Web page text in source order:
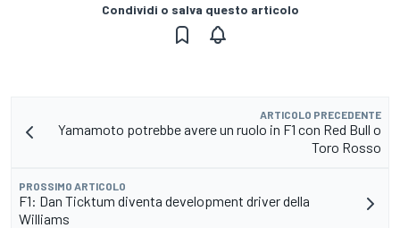
Condividi o salva questo articolo
ARTICOLO PRECEDENTE
Yamamoto potrebbe avere un ruolo in F1 con Red Bull o
Toro Rosso
PROSSIMO ARTICOLO
F1: Dan Ticktum diventa development driver della
Williams